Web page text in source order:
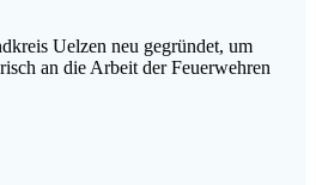
Uelzen neu gegründet, um
an die Arbeit der Feuerwehren